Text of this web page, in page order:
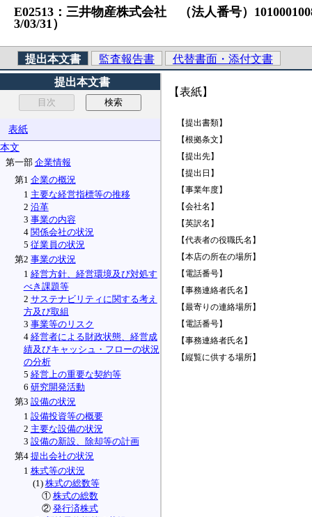
E02513：三井物産株式会社 （法人番号）
3/03/31）
提出本文書 監査報告書
代替書面・添付文書
提出本文書